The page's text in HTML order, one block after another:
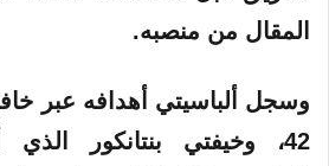
المقال من منصبه.
وسجل ألباسيتي أهدافه عبر
42، وخيفتي بنتانكور